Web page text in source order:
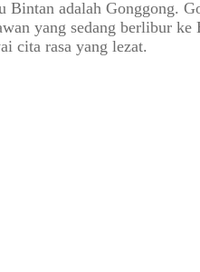
Bintan adalah Gonggong.
yang sedang berlibur
cita rasa yang lezat.